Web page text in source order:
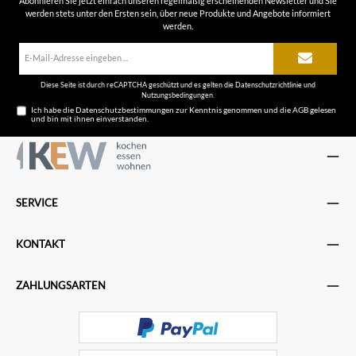
werden stets unter den Ersten sein, über neue Produkte und Angebote informiert
werden.
Diese Seite ist durch reCAPTCHA geschützt und es gelten die Datenschutzrichtlinieund
Nutzungsbedingungen.
Ich habe dieDatenschutzbestimmungen zur Kenntnis genommen und dieAGBgelesen
und bin mit ihnen einverstanden.
SERVICE
KONTAKT
ZAHLUNGSARTEN